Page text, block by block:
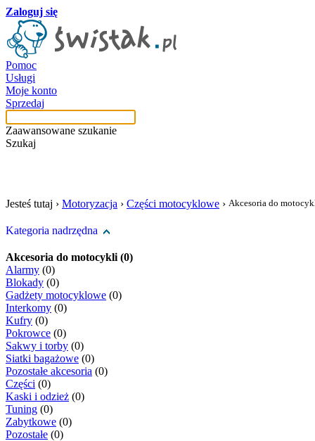
Zaloguj się
Pomoc
Usługi
Moje konto
Sprzedaj
Zaawansowane szukanie
Szukaj
Jesteś tutaj › Motoryzacja › Części motocyklowe › Akcesoria do
Kategoria nadrzędna
Akcesoria do motocykli (0)
Alarmy (0)
Blokady (0)
Gadżety motocyklowe (0)
Interkomy (0)
Kufry (0)
Pokrowce (0)
Sakwy i torby (0)
Siatki bagażowe (0)
Pozostałe akcesoria (0)
Części (0)
Kaski i odzież (0)
Tuning (0)
Zabytkowe (0)
Pozostałe (0)